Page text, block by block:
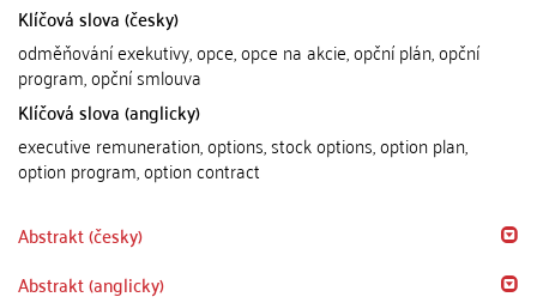
Klíčová slova (česky)
odměňování exekutivy, opce, opce na akcie, opční plán, opční
program, opční smlouva
Klíčová slova (anglicky)
executive remuneration, options, stock options, option plan,
option program, option contract
Abstrakt (česky)
Abstrakt (anglicky)